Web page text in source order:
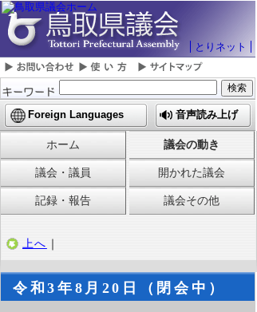
とりネット
Foreign Languages 音声読み上げ
ホーム 議会の動き
議会・議員 開かれた議会
記録・報告 議会その他
上へ ｜
令和3年8月20日（閉会中）